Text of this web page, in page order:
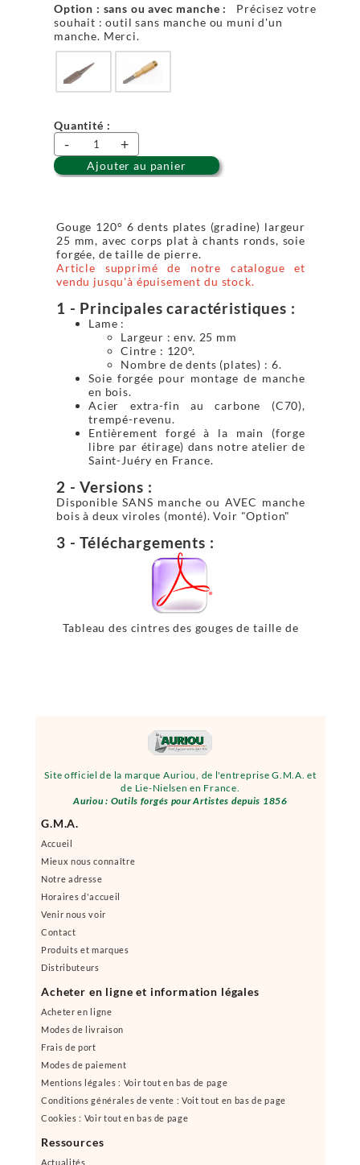
Site officiel de la marque Auriou, de l'entreprise G.M.A. et
de Lie-Nielsen en France.
Auriou : Outils forgés pour Artistes depuis 1856
G.M.A.
Accueil
Mieux nous connaître
Notre adresse
Horaires d'accueil
Venir nous voir
Contact
Produits et marques
Distributeurs
Acheter en ligne et information légales
Acheter en ligne
Modes de livraison
Frais de port
Modes de paiement
Mentions légales : Voir tout en bas de page
Conditions générales de vente : Voit tout en bas de page
Cookies : Voir tout en bas de page
Ressources
Actualités
Option : sans ou avec manche :
Précisez votre
souhait : outil sans manche ou muni d'un
manche. Merci.
Quantité :
- +
Ajouter au panier
Gouge 120° 6 dents plates (gradine) largeur
25 mm, avec corps plat à chants ronds, soie
forgée, de taille de pierre.
Article supprimé de notre catalogue et
vendu jusqu'à épuisement du stock.
1 - Principales caractéristiques :
Lame :
Largeur : env. 25 mm
Cintre : 120°.
Nombre de dents (plates) : 6.
Soie forgée pour montage de manche
en bois.
Acier extra-fin au carbone (C70),
trempé-revenu.
Entièrement forgé à la main (forge
libre par étirage) dans notre atelier de
Saint-Juéry en France.
2 - Versions :
Disponible SANS manche ou AVEC manche
bois à deux viroles (monté). Voir "Option"
3 - Téléchargements :
Tableau des cintres des gouges de taille de